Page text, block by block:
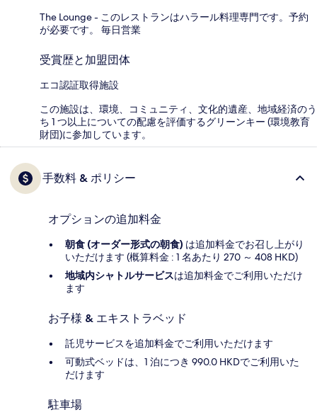
The Lounge - このレストランはハラール料理専門です。予約
が必要です。 毎日営業
受賞歴と加盟団体
エコ認証取得施設
この施設は、環境、コミュニティ、文化的遺産、地域経済のう
ち 1 つ以上についての配慮を評価するグリーンキー (環境教育
財団)に参加しています。
手数料 & ポリシー
オプションの追加料金
朝食 (オーダー形式の朝食) は追加料金でお召し上がり
いただけます (概算料金 : 1 名あたり 270 ～ 408 HKD)
地域内シャトルサービスは追加料金でご利用いただけ
ます
お子様 & エキストラベッド
託児サービスを追加料金でご利用いただけます
可動式ベッドは、1 泊につき 990.0 HKDでご利用いた
だけます
駐車場